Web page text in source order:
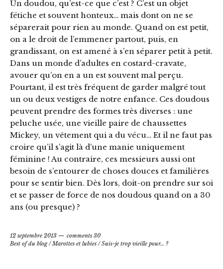
Un doudou, qu’est-ce que c’est ? C’est un objet
fétiche et souvent honteux… mais dont on ne se
séparerait pour rien au monde. Quand on est petit,
on a le droit de l’emmener partout, puis, en
grandissant, on est amené à s’en séparer petit à petit.
Dans un monde d’adultes en costard-cravate,
avouer qu’on en a un est souvent mal perçu.
Pourtant, il est très fréquent de garder malgré tout
un ou deux vestiges de notre enfance. Ces doudous
peuvent prendre des formes très diverses : une
peluche usée, une vieille paire de chaussettes
Mickey, un vêtement qui a du vécu… Et il ne faut pas
croire qu’il s’agit là d’une manie uniquement
féminine ! Au contraire, ces messieurs aussi ont
besoin de s’entourer de choses douces et familières
pour se sentir bien. Dès lors, doit-on prendre sur soi
et se passer de force de nos doudous quand on a 30
ans (ou presque) ?
12 septembre 2013
comments 30
Best of du blog/ Marottes et lubies /Suis-je trop vieille pour… ?